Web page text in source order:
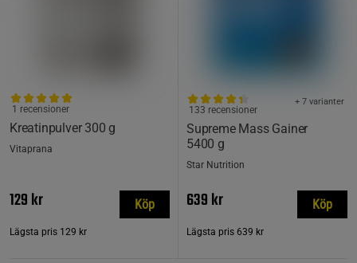
Kreatinpulver 300 g
1 recensioner
Vitaprana
129 kr
Lägsta pris 129 kr
Köp
Supreme Mass Gainer
5400 g
+ 7 varianter
133 recensioner
Star Nutrition
639 kr
Lägsta pris 639 kr
Köp